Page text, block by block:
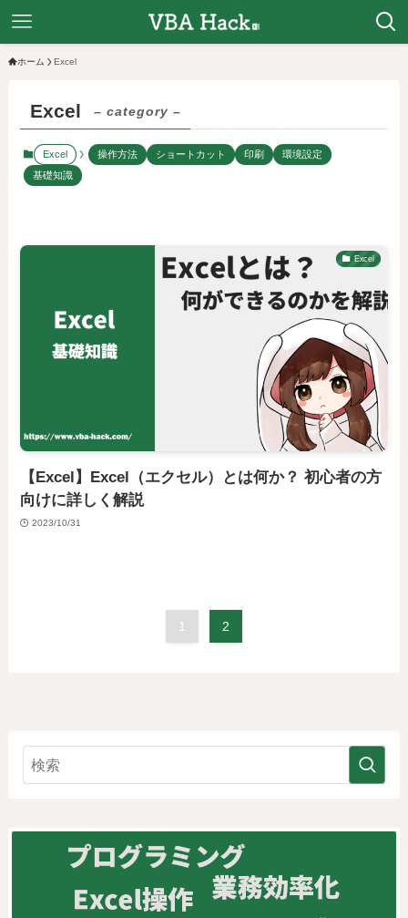
ホーム Excel
Excel – category –
Excel 操作方法 ショートカット 印刷
環境設定
基礎知識
Excel
【Excel】Excel（エクセル）とは何か？ 初心者の方
向けに詳しく解説
2023/10/31
1 2